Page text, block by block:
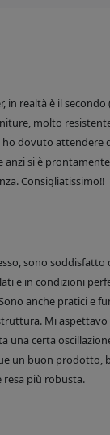
realtà è il secondo
molto
ho dovuto attendere
si è
Consigliatissimo!!
sono soddisfatto
e in condizioni
anche pratici e
Mi
certa
un buon prodotto,
più robusta.